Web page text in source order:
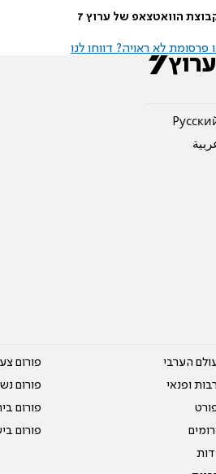
הוואטצאפ של ערוץ 7
לא ראויה? דווחו לנו
הערבי
ופנאי
פורום
פורום
פורום
פורום